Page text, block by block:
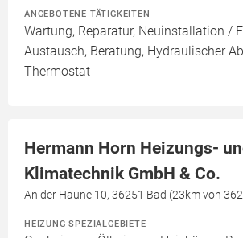
ANGEBOTENE TÄTIGKEITEN
Wartung, Reparatur, Neuinstallation /
Austausch, Beratung, Hydraulischer
Thermostat
Hermann Horn Heizungs-
Klimatechnik GmbH & Co.
An der Haune 10, 36251 Bad (23km von
HEIZUNG SPEZIALGEBIETE